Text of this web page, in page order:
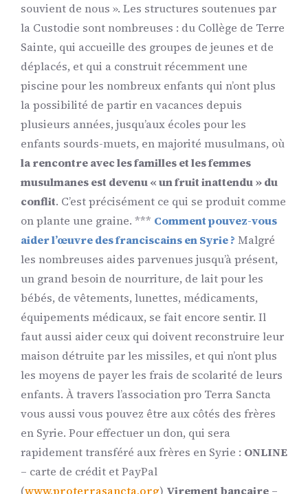
souvient de nous ». Les structures soutenues par
la Custodie sont nombreuses : du Collège de Terre
Sainte, qui accueille des groupes de jeunes et de
déplacés, et qui a construit récemment une
piscine pour les nombreux enfants qui n’ont plus
la possibilité de partir en vacances depuis
plusieurs années, jusqu’aux écoles pour les
enfants sourds-muets, en majorité musulmans, où
la rencontre avec les familles et les femmes
musulmanes est devenu « un fruit inattendu » du
conflit. C’est précisément ce qui se produit comme
on plante une graine. *** Comment pouvez-vous
aider l’œuvre des franciscains en Syrie ? Malgré
les nombreuses aides parvenues jusqu’à présent,
un grand besoin de nourriture, de lait pour les
bébés, de vêtements, lunettes, médicaments,
équipements médicaux, se fait encore sentir. Il
faut aussi aider ceux qui doivent reconstruire leur
maison détruite par les missiles, et qui n’ont plus
les moyens de payer les frais de scolarité de leurs
enfants. À travers l’association pro Terra Sancta
vous aussi vous pouvez être aux côtés des frères
en Syrie. Pour effectuer un don, qui sera
rapidement transféré aux frères en Syrie : ONLINE
– carte de crédit et PayPal
(www.proterrasancta.org) Virement bancaire –